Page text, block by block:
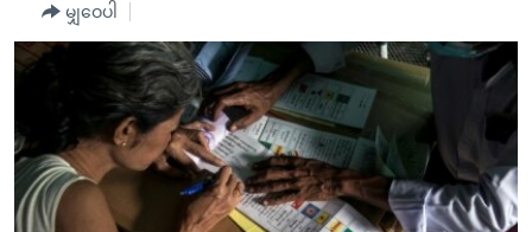
ကျော်
ပင်မ
ညွန်း
အစ္စရေး-ပါလက်စတိုင်း
အင်္ဂလိပ်စာလေ့လာမယ်
အမေရိကန်သုံးအီဒီယံ
မကြေးမုံရဲ့ အင်္ဂလိပ်စာ
ရုပ်ရှင်ထဲက အင်္ဂလိပ်စာ
သုတပဒေသာ အင်္ဂလိပ်စာ
အပတ်စဉ်ကဏ္ဍများ
ရေဒီယို
တီဗွီ
ရေဒီယိုနှင့်ရုပ်သံ အချက်အလက်များ
ရေဒီယို/တီဗွီအစီအစဉ်
Learning English
မျှဝေပါ